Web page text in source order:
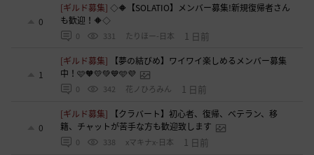
0
[ギルド募集]◇🔶【SOLATIO】メンバー募集!新規復帰者さん
も歓迎！🔶◇
0 331 たりほー-日本 1 日前
1
[ギルド募集]
【夢の結びめ】ワイワイ楽しめるメンバー募集
中！🩷🧡💛💚💙🩵💜
0 342 花ノひろみん 1 日前
0
[ギルド募集]
【クラバート】初心者、復帰、ベテラン、移
籍、チャットが苦手な方も歓迎致します
0 338 xマキナx-日本 1 日前